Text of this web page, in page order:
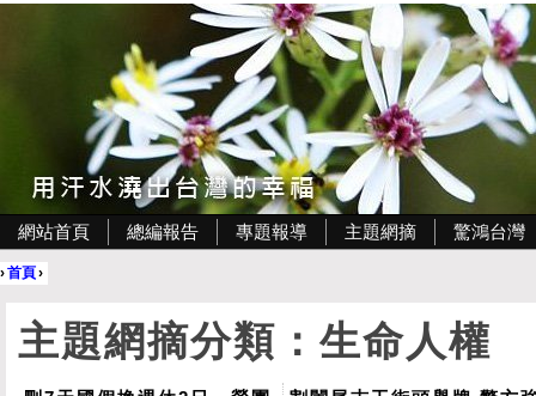
網站首頁 總編報告 專題報導 主題網摘 驚鴻台灣
›首頁›
主題網摘分類：生命人權